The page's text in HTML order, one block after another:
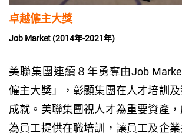
卓越僱主大獎
Job Market (2014年-2021年)
美聯集團連續８年勇奪由Job
僱主大獎」，彰顯集團在人才培訓
成就。美聯集團視人才為重要資產
為員工提供在職培訓，讓員工及企